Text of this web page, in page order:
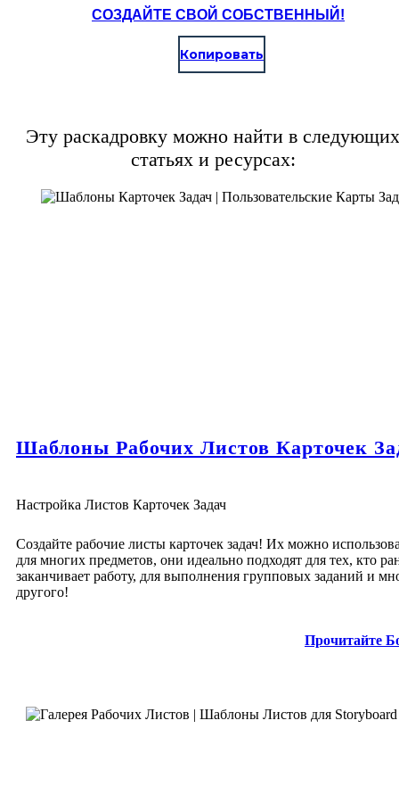
СОЗДАЙТЕ СВОЙ СОБСТВЕННЫЙ!
Копировать
Эту раскадровку можно найти в следующих
статьях и ресурсах:
Шаблоны Рабочих Листов Карточек
Настройка Листов Карточек Задач
Создайте рабочие листы карточек задач! Их можно
для многих предметов, они идеально подходят для тех, кто
заканчивает работу, для выполнения групповых заданий и
другого!
Прочитайте